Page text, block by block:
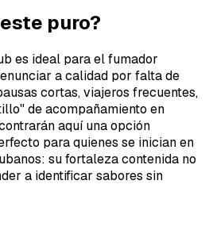
puro?
es ideal para el fumador
a calidad por falta de
cortas, viajeros frecuentes,
de acompañamiento en
aquí una opción
para quienes se inician en
su fortaleza contenida no
a identificar sabores sin